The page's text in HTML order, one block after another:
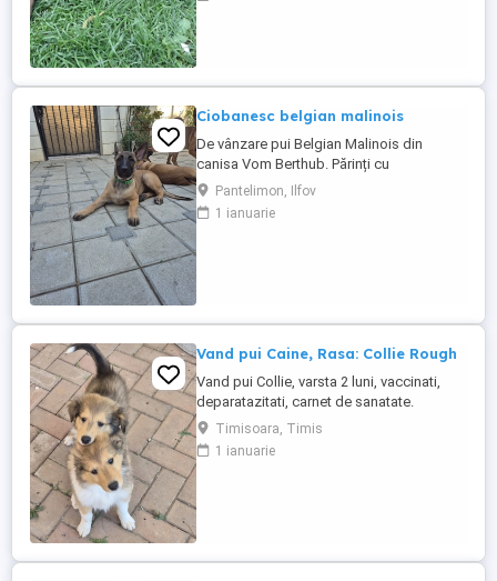
Ciobanesc belgian malinois
De vânzare pui Belgian Malinois din
canisa Vom Berthub. Părinți cu
oerformante: -Tatăl din linii NVBK,
descendent din canisa Christoph Joris,
Belgia -Mama : campioană junior
Pantelimon, Ilfov
1 ianuarie
Vand pui Caine, Rasa: Collie Rough
Vand pui Collie, varsta 2 luni, vaccinati,
deparatazitati, carnet de sanatate.
Timisoara, Timis
1 ianuarie